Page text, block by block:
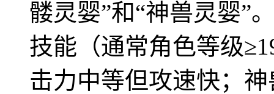
髅灵婴”和“神兽灵婴”
技能（通常角色等级
击力中等但攻速快；